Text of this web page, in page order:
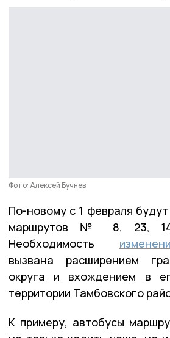
Фото: Алексей Бучнев
По-новому с 1 февраля
маршрутов № 8, 23,
Необходимость
вызвана расширением
округа и вхождением в
территории Тамбовского
К примеру, автобусы